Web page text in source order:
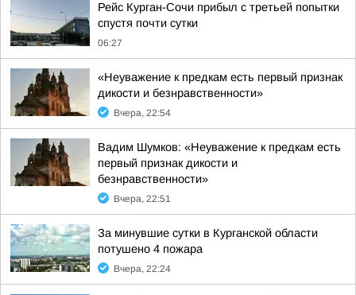
Рейс Курган-Сочи прибыл с третьей попытки
спустя почти сутки
06:27
«Неуважение к предкам есть первый признак
дикости и безнравственности»
Вчера, 22:54
Вадим Шумков: «Неуважение к предкам есть
первый признак дикости и
безнравственности»
Вчера, 22:51
За минувшие сутки в Курганской области
потушено 4 пожара
Вчера, 22:24